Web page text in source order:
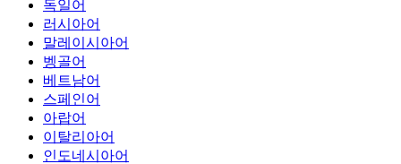
독일어
러시아어
말레이시아어
벵골어
베트남어
스페인어
아랍어
이탈리아어
인도네시아어